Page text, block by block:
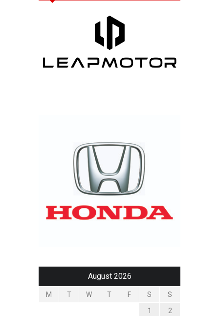
August 2026
M T W T F S S
1 2